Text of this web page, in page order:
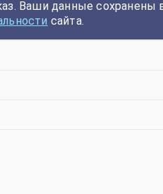
Ваши данные сохранены
сайта.